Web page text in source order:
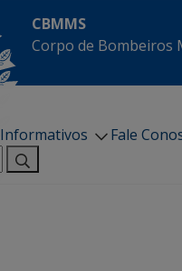
CBMMS
Corpo de Bombeiros
Informativos
Fale